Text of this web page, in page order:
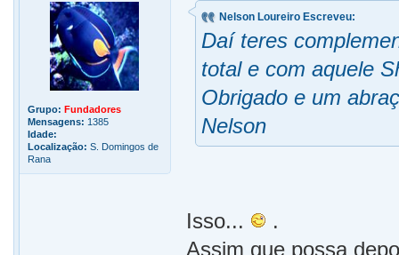
Grupo: Fundadores
Mensagens: 1385
Idade:
Localização: S. Domingos de
Rana
Nelson Loureiro Escreveu:
Daí teres
total e com aquele
Obrigado e um
Nelson
Isso...
.
Assim que possa